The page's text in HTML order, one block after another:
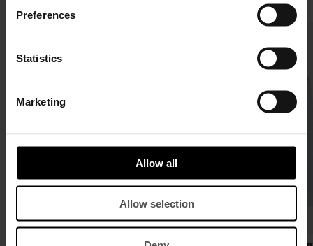
Preferences
Statistics
Marketing
Allow all
Allow selection